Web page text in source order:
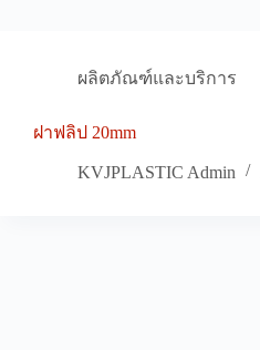
ผลิตภัณฑ์และบริการ
ฝาฟลิป 20mm
KVJPLASTIC Admin